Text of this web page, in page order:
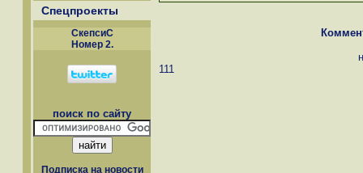
Спецпроекты
СкепсиС
Номер 2.
поиск по сайту
Подписка на новости
111